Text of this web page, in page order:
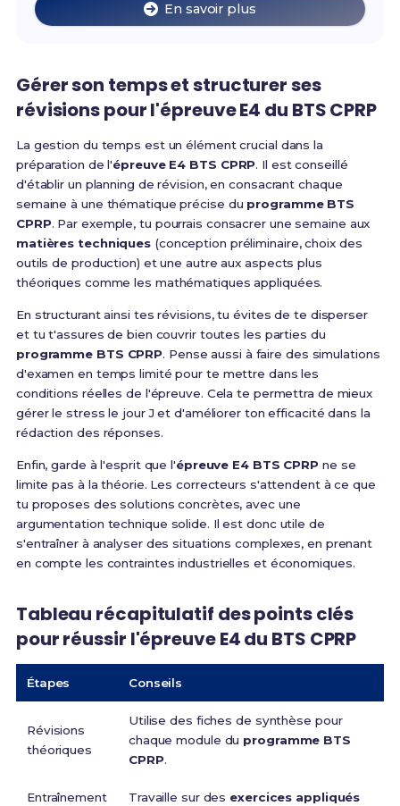
En savoir plus
Gérer son temps et structurer ses
révisions pour l'épreuve E4 du BTS CPRP
La gestion du temps est un élément crucial dans la
préparation de l'épreuve E4 BTS CPRP. Il est conseillé
d'établir un planning de révision, en consacrant chaque
semaine à une thématique précise du programme BTS
CPRP. Par exemple, tu pourrais consacrer une semaine aux
matières techniques (conception préliminaire, choix des
outils de production) et une autre aux aspects plus
théoriques comme les mathématiques appliquées.
En structurant ainsi tes révisions, tu évites de te disperser
et tu t'assures de bien couvrir toutes les parties du
programme BTS CPRP. Pense aussi à faire des simulations
d'examen en temps limité pour te mettre dans les
conditions réelles de l'épreuve. Cela te permettra de mieux
gérer le stress le jour J et d'améliorer ton efficacité dans la
rédaction des réponses.
Enfin, garde à l'esprit que l'épreuve E4 BTS CPRP ne se
limite pas à la théorie. Les correcteurs s'attendent à ce que
tu proposes des solutions concrètes, avec une
argumentation technique solide. Il est donc utile de
s'entraîner à analyser des situations complexes, en prenant
en compte les contraintes industrielles et économiques.
Tableau récapitulatif des points clés
pour réussir l'épreuve E4 du BTS CPRP
Étapes Conseils
Révisions
théoriques
Utilise des fiches de synthèse pour
chaque module du programme BTS
CPRP.
Entraînement
Travaille sur des exercices appliqués